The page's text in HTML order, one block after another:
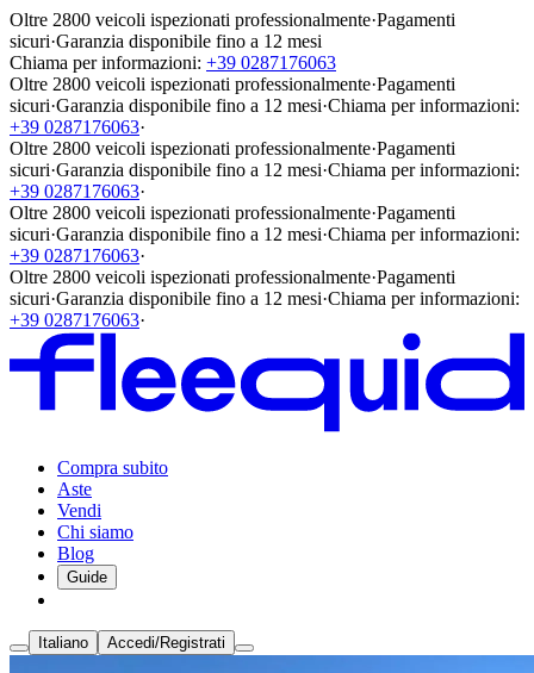
Oltre 2800 veicoli ispezionati professionalmente·Pagamenti
sicuri·Garanzia disponibile fino a 12 mesi
Chiama per informazioni: +39 0287176063
Oltre 2800 veicoli ispezionati professionalmente·Pagamenti
sicuri·Garanzia disponibile fino a 12 mesi·Chiama per informazioni:
+39 0287176063·
Oltre 2800 veicoli ispezionati professionalmente·Pagamenti
sicuri·Garanzia disponibile fino a 12 mesi·Chiama per informazioni:
+39 0287176063·
Oltre 2800 veicoli ispezionati professionalmente·Pagamenti
sicuri·Garanzia disponibile fino a 12 mesi·Chiama per informazioni:
+39 0287176063·
Oltre 2800 veicoli ispezionati professionalmente·Pagamenti
sicuri·Garanzia disponibile fino a 12 mesi·Chiama per informazioni:
+39 0287176063·
Compra subito
Aste
Vendi
Chi siamo
Blog
Guide
Italiano Accedi/Registrati